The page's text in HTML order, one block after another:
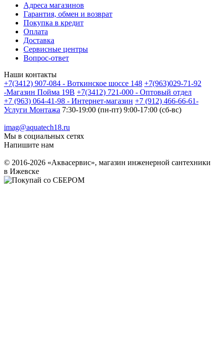
Адреса магазинов
Гарантия, обмен и возврат
Покупка в кредит
Оплата
Доставка
Сервисные центры
Вопрос-ответ
Наши контакты
+7(3412) 907-084 - Воткинское шоссе 148 +7(963)029-71-92
-Магазин Пойма 19В +7(3412) 721-000 - Оптовый отдел
+7 (963) 064-41-98 - Интернет-магазин +7 (912) 466-66-61-
Услуги Монтажа 7:30-19:00 (пн-пт) 9:00-17:00 (сб-вс)
imag@aquatech18.ru
Мы в социальных сетях
Напишите нам
© 2016-2026 «Аквасервис», магазин инженерной сантехники
в Ижевске